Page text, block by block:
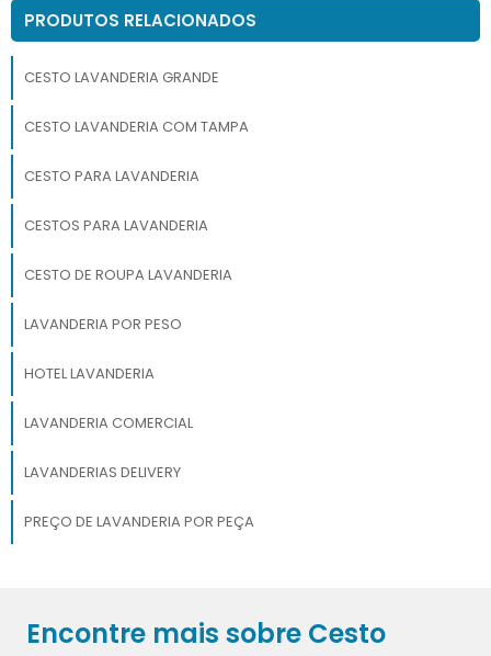
PRODUTOS RELACIONADOS
CESTO LAVANDERIA GRANDE
CESTO LAVANDERIA COM TAMPA
CESTO PARA LAVANDERIA
CESTOS PARA LAVANDERIA
CESTO DE ROUPA LAVANDERIA
LAVANDERIA POR PESO
HOTEL LAVANDERIA
LAVANDERIA COMERCIAL
LAVANDERIAS DELIVERY
PREÇO DE LAVANDERIA POR PEÇA
Encontre mais sobre Cesto